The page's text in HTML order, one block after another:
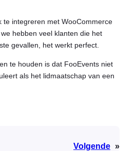
Czech
Greek
te integreren met WooCommerce
hebben veel klanten die het
gevallen, het werkt perfect.
te houden is dat FooEvents niet
als het lidmaatschap van een
Volgende »